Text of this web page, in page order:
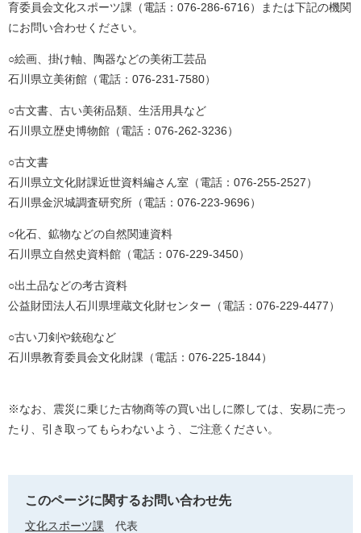
育委員会文化スポーツ課（電話：076-286-6716）または下記の機関
にお問い合わせください。
○絵画、掛け軸、陶器などの美術工芸品
石川県立美術館（電話：076-231-7580）
○古文書、古い美術品類、生活用具など
石川県立歴史博物館（電話：076-262-3236）
○古文書
石川県立文化財課近世資料編さん室（電話：076-255-2527）
石川県金沢城調査研究所（電話：076-223-9696）
○化石、鉱物などの自然関連資料
石川県立自然史資料館（電話：076-229-3450）
○出土品などの考古資料
公益財団法人石川県埋蔵文化財センター（電話：076-229-4477）
○古い刀剣や銃砲など
石川県教育委員会文化財課（電話：076-225-1844）
※なお、震災に乗じた古物商等の買い出しに際しては、安易に売っ
たり、引き取ってもらわないよう、ご注意ください。
このページに関するお問い合わせ先
文化スポーツ課
代表